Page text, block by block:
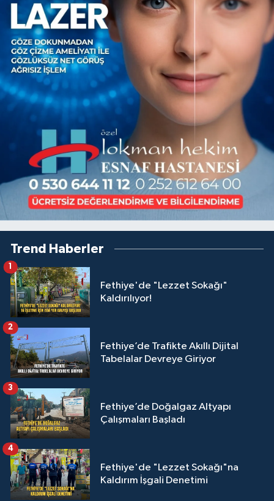
Trend Haberler
Fethiye'de "Lezzet Sokağı"
Kaldırılıyor!
Fethiye’de Trafikte Akıllı Dijital
Tabelalar Devreye Giriyor
2
Fethiye’de Doğalgaz Altyapı
Çalışmaları Başladı
3
Fethiye'de "Lezzet Sokağı"na
Kaldırım İşgali Denetimi
4